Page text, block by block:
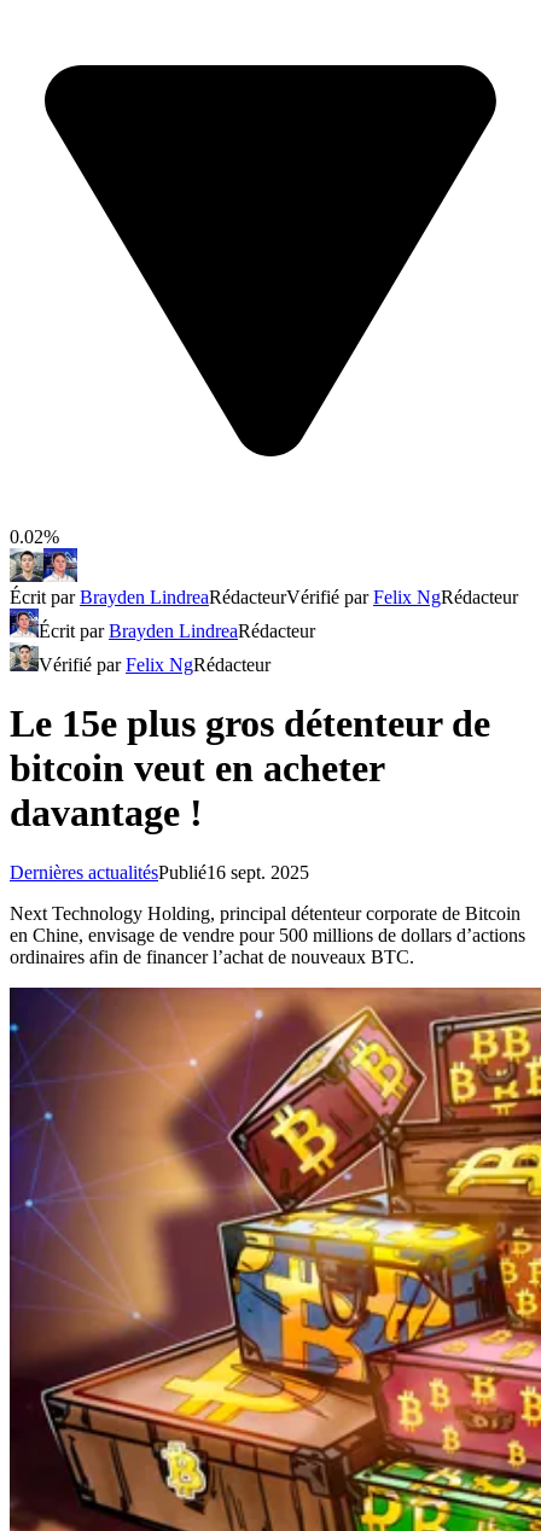
0.02%
Écrit parBrayden LindreaRédacteurVérifié parFelix NgRédacteur
Écrit parBrayden LindreaRédacteur
Vérifié parFelix NgRédacteur
Le 15e plus gros détenteur de
bitcoin veut en acheter
davantage !
Dernières actualitésPublié16 sept. 2025
Next Technology Holding, principal détenteur corporate de Bitcoin
en Chine, envisage de vendre pour 500 millions de dollars d’actions
ordinaires afin de financer l’achat de nouveaux BTC.